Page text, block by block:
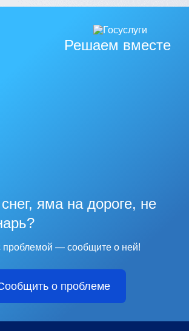
Решаем вместе
яма на дороге, не
проблемой — сообщите о ней!
о проблеме